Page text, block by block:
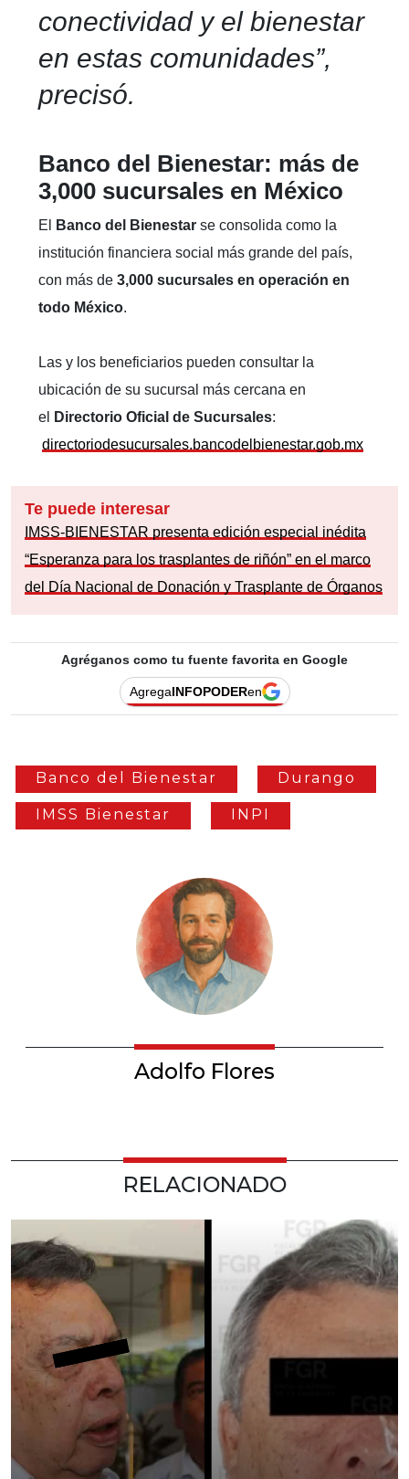
conectividad y el bienestar
en estas comunidades”,
precisó.
Banco del Bienestar: más de
3,000 sucursales en México
El Banco del Bienestar se consolida como la
institución financiera social más grande del país,
con más de 3,000 sucursales en operación en
todo México.
Las y los beneficiarios pueden consultar la
ubicación de su sucursal más cercana en
el
Directorio Oficial de Sucursales:
directoriodesucursales.bancodelbienestar.gob.mx
Te puede interesar
IMSS-BIENESTAR presenta edición especial inédita
“Esperanza para los trasplantes de riñón” en el marco
del Día Nacional de Donación y Trasplante de Órganos
Agréganos como tu fuente favorita en Google
AgregaINFOPODERen
Banco del Bienestar Durango
IMSS Bienestar INPI
Adolfo Flores
RELACIONADO